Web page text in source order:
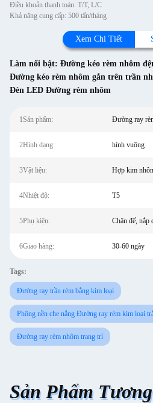
Điều khoản thanh toán: T/T, L/C
Khả năng cung cấp: 500 tấn/tháng
Xem Chi Tiết
Làm nổi bật: Đường kéo rèm nhôm
Đường kéo rèm nhôm gắn trên trần
Đèn LED Đường rèm nhôm
1Sản phẩm: Đường ray
2Hình dạng: hình vuông
3Vật liệu: Hợp kim
4Nhiệt độ: T5
5Phụ kiện: Chân đế, nắp
6Giao hàng: 30-60 ngày
Tags:
Đường ray trần rèm bằng kim loại
Phông nền che nắng Đường ray rèm kim loại
Đường ray rèm nhôm trang trí
Sản Phẩm